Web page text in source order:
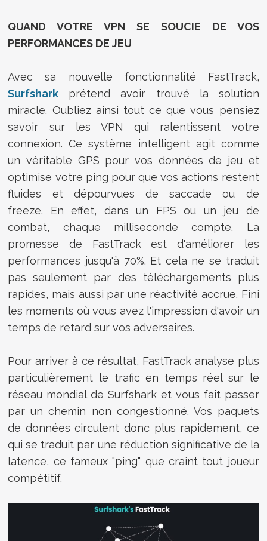
QUAND VOTRE VPN SE SOUCIE DE VOS
PERFORMANCES DE JEU
Avec sa nouvelle fonctionnalité FastTrack,
Surfshark prétend avoir trouvé la solution
miracle. Oubliez ainsi tout ce que vous pensiez
savoir sur les VPN qui ralentissent votre
connexion. Ce système intelligent agit comme
un véritable GPS pour vos données de jeu et
optimise votre ping pour que vos actions restent
fluides et dépourvues de saccade ou de
freeze. En effet, dans un FPS ou un jeu de
combat, chaque milliseconde compte. La
promesse de FastTrack est d'améliorer les
performances jusqu'à 70%. Et cela ne se traduit
pas seulement par des téléchargements plus
rapides, mais aussi par une réactivité accrue. Fini
les moments où vous avez l'impression d'avoir un
temps de retard sur vos adversaires.
Pour arriver à ce résultat, FastTrack analyse plus
particulièrement le trafic en temps réel sur le
réseau mondial de Surfshark et vous fait passer
par un chemin non congestionné. Vos paquets
de données circulent donc plus rapidement, ce
qui se traduit par une réduction significative de la
latence, ce fameux "ping" que craint tout joueur
compétitif.